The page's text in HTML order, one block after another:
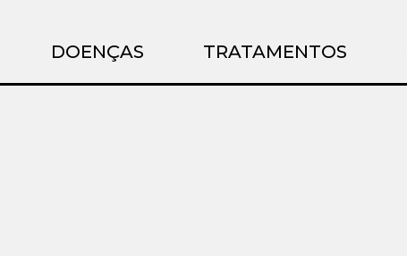
DOENÇAS TRATAMENTOS